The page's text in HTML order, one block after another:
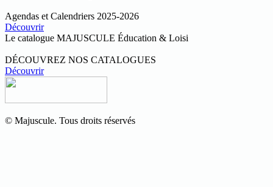
Agendas et Calendriers 2025-2026
Découvrir
Le catalogue MAJUSCULE Éducation & Loisi
DÉCOUVREZ NOS CATALOGUES
Découvrir
© Majuscule. Tous droits réservés